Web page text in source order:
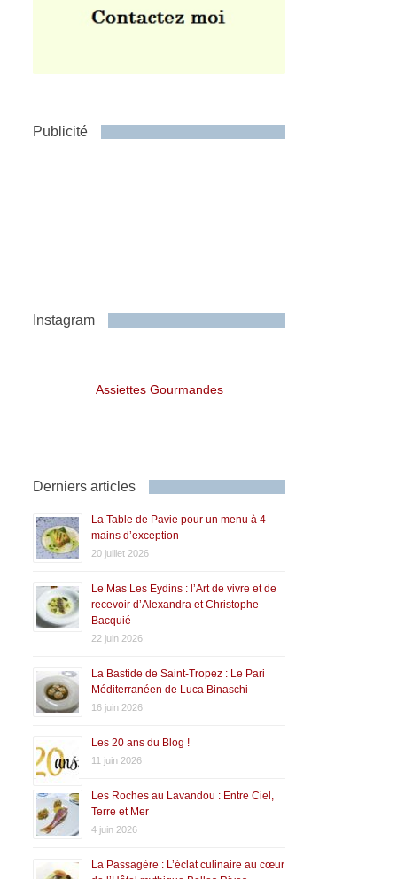
Publicité
Instagram
Assiettes Gourmandes
Derniers articles
La Table de Pavie pour un menu à 4
mains d’exception
20 juillet 2026
Le Mas Les Eydins : l’Art de vivre et de
recevoir d’Alexandra et Christophe
Bacquié
22 juin 2026
La Bastide de Saint-Tropez : Le Pari
Méditerranéen de Luca Binaschi
16 juin 2026
Les 20 ans du Blog !
11 juin 2026
Les Roches au Lavandou : Entre Ciel,
Terre et Mer
4 juin 2026
La Passagère : L’éclat culinaire au cœur